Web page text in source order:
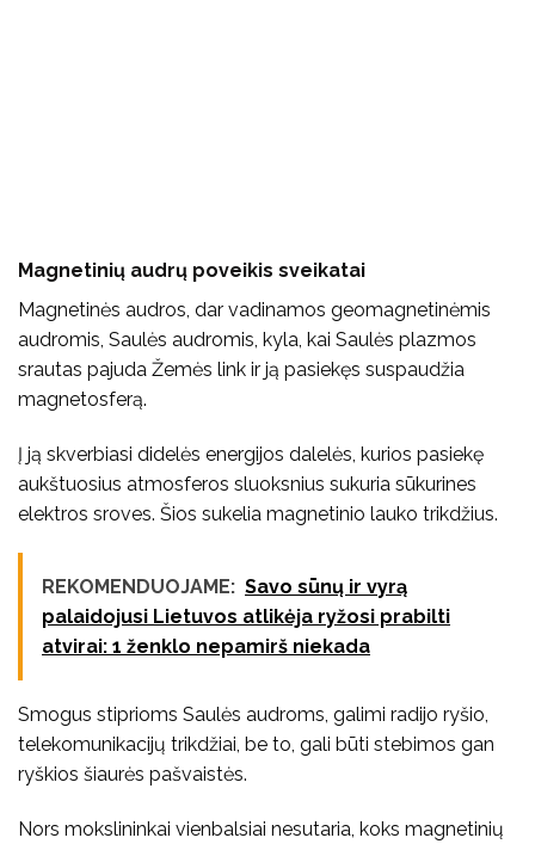
Magnetinių audrų poveikis sveikatai
Magnetinės audros, dar vadinamos geomagnetinėmis
audromis, Saulės audromis, kyla, kai Saulės plazmos
srautas pajuda Žemės link ir ją pasiekęs suspaudžia
magnetosferą.
Į ją skverbiasi didelės energijos dalelės, kurios pasiekę
aukštuosius atmosferos sluoksnius sukuria sūkurines
elektros sroves. Šios sukelia magnetinio lauko trikdžius.
REKOMENDUOJAME: Savo sūnų ir vyrą
palaidojusi Lietuvos atlikėja ryžosi prabilti
atvirai: 1 ženklo nepamirš niekada
Smogus stiprioms Saulės audroms, galimi radijo ryšio,
telekomunikacijų trikdžiai, be to, gali būti stebimos gan
ryškios šiaurės pašvaistės.
Nors mokslininkai vienbalsiai nesutaria, koks magnetinių